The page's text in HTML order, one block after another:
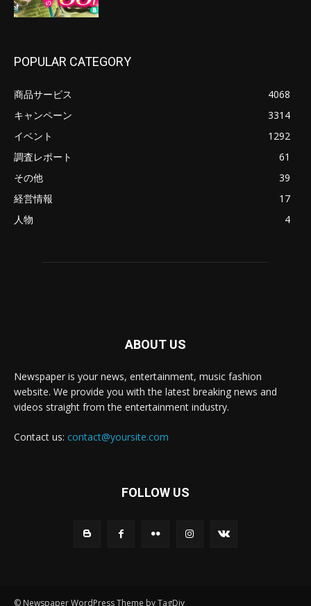
POPULAR CATEGORY
商品サービス
4068
キャンペーン
3314
イベント
1292
調査レポート
61
その他
39
経営情報
17
人物
4
ABOUT US
Newspaper is your news, entertainment, music fashion
website. We provide you with the latest breaking news and
videos straight from the entertainment industry.
Contact us: contact@yoursite.com
FOLLOW US
© Newspaper WordPress Theme by TagDiv